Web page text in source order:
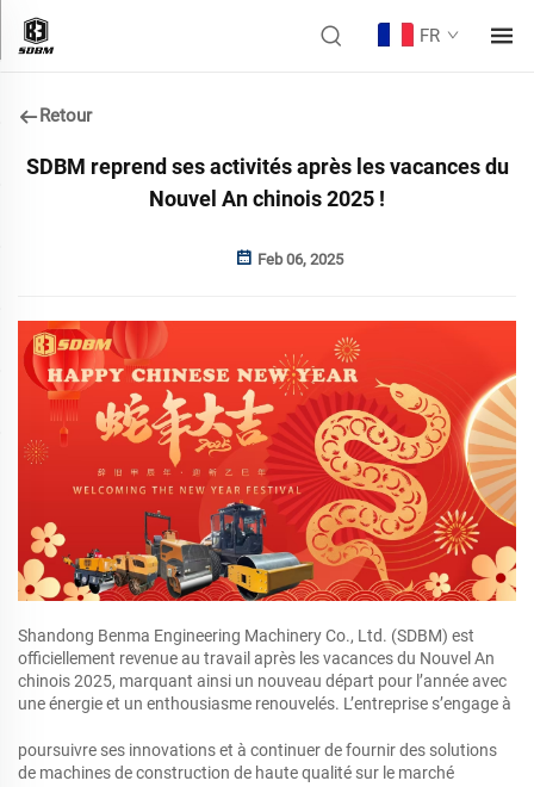
FR
Retour
SDBM reprend ses activités après les vacances du
Nouvel An chinois 2025 !
Feb 06, 2025
Shandong Benma Engineering Machinery Co., Ltd. (SDBM) est
officiellement revenue au travail après les vacances du Nouvel An
chinois 2025, marquant ainsi un nouveau départ pour l’année avec
une énergie et un enthousiasme renouvelés. L’entreprise s’engage à
poursuivre ses innovations et à continuer de fournir des solutions
de machines de construction de haute qualité sur le marché